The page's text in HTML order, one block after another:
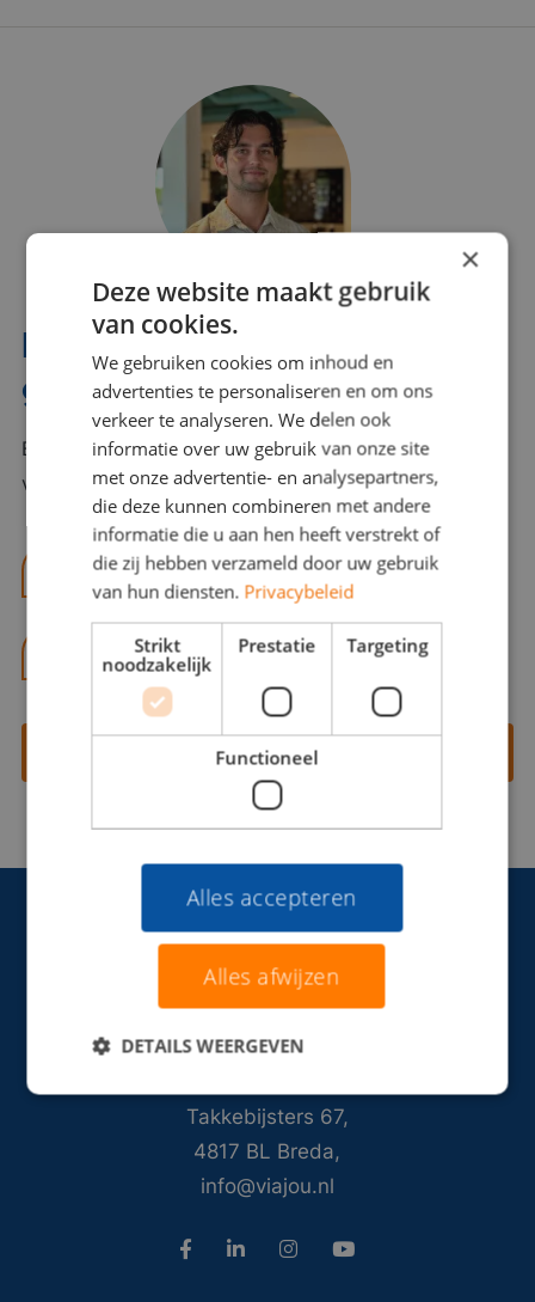
Interesse? Benno helpt je
graag verder!
Bel of mail Benno met al jouw vragen. Benno staat
voor je klaar en helpt je graag!
benno@viajou.nl
06 13 28 62 71
Contact opnemen
Takkebijsters 67,
4817 BL Breda,
info@viajou.nl
×
Deze website maakt gebruik
van cookies.
We gebruiken cookies om inhoud en
advertenties te personaliseren en om ons
verkeer te analyseren. We delen ook
informatie over uw gebruik van onze site
met onze advertentie- en analysepartners,
die deze kunnen combineren met andere
informatie die u aan hen heeft verstrekt of
die zij hebben verzameld door uw gebruik
van hun diensten. Privacybeleid
Strikt
noodzakelijk
Prestatie Targeting
Functioneel
Alles accepteren
Alles afwijzen
DETAILS WEERGEVEN